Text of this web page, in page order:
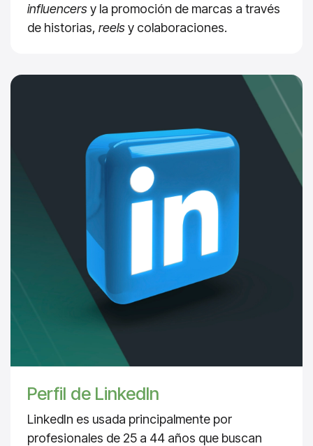
influencersy la promoción de marcas a través
de historias, reelsy colaboraciones.
Perfil de LinkedIn
LinkedIn es usada principalmente por
profesionales de 25 a 44 años que buscan